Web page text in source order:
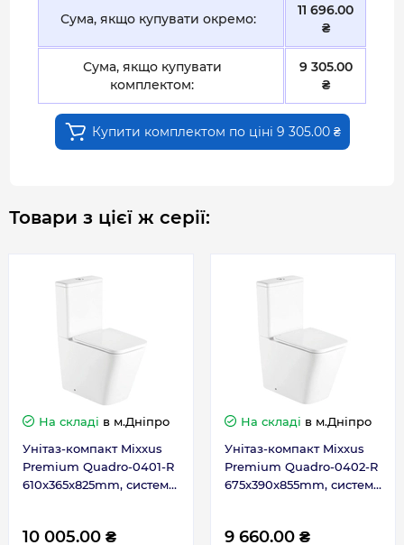
Сума, якщо купувати окремо:
11 696.00
₴
Сума, якщо купувати
комплектом:
9 305.00
₴
Купити комплектом по ціні 9 305.00 ₴
Товари з цієї ж серії:
На складі в м.Дніпро
Унітаз-компакт Mixxus
Premium Quadro-0401-R
610x365x825mm, система
10 005.00 ₴
На складі в м.Дніпро
Унітаз-компакт Mixxus
Premium Quadro-0402-R
675x390x855mm, система
9 660.00 ₴